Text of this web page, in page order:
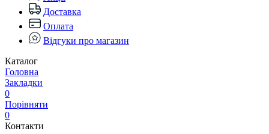
Доставка
Оплата
Відгуки про магазин
Каталог
Головна
Закладки
0
Порівняти
0
Контакти